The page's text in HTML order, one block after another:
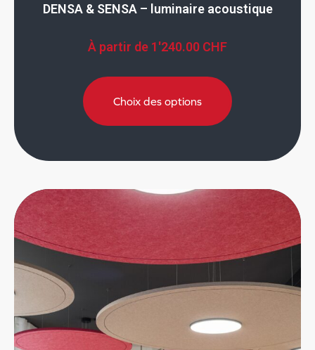
DENSA & SENSA – luminaire acoustique
À partir de 1'240.00 CHF
Choix des options